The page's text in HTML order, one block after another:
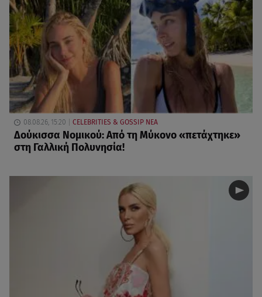
08.08.26, 15:20 CELEBRITIES & GOSSIP ΝΕΑ
Δούκισσα Νομικού: Από τη Μύκονο «πετάχτηκε»
στη Γαλλική Πολυνησία!